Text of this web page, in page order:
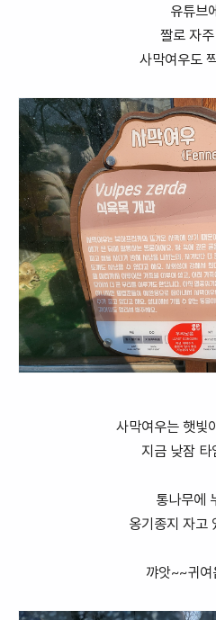
유튜브
짤로 자
사막여우도
사막여우는 햇빛
지금 낮잠 타
통나무에
옹기종지 자고
꺄앗~~귀